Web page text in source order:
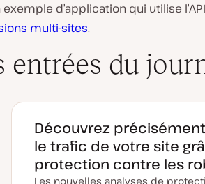
d’application qui utilise
multi-sites.
entrées du
Découvrez
le trafic de votre site
protection contre les
Les nouvelles analyses de